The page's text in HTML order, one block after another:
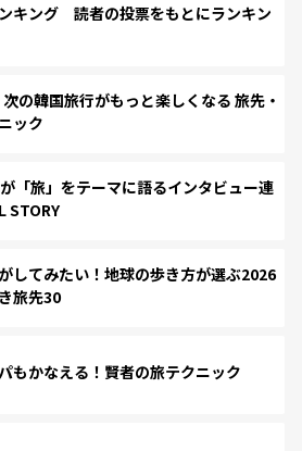
キング 読者の投票をもとにランキン
の韓国旅行がもっと楽しくなる 旅先・
ック
「旅」をテーマに語るインタビュー連
STORY
してみたい！地球の歩き方が選ぶ2026
旅先30
もかなえる！賢者の旅テクニック